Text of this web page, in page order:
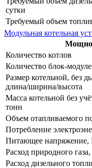
сутки
Требуемый объем
Модульная котельная
Количество котлов
Количество блок-
Размер котельной, без
длина/ширина/высота
Масса котельной без
тонн
Объем отапливаемого
Потребление
Питающее напряжение,
Расход природного
Расход дизельного